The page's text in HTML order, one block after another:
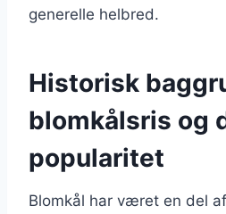
generelle helbred.
Historisk
blomkålsris og
popularitet
Blomkål har været en del